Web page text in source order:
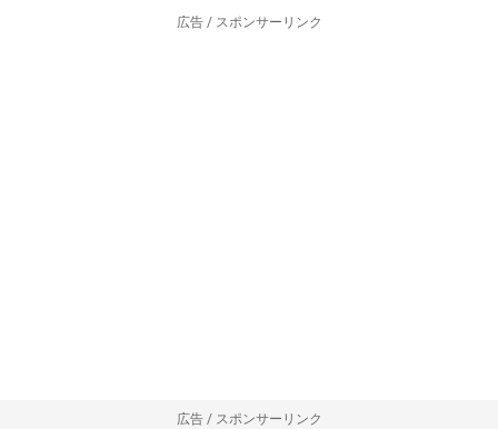
広告 / スポンサーリンク
広告 / スポンサーリンク